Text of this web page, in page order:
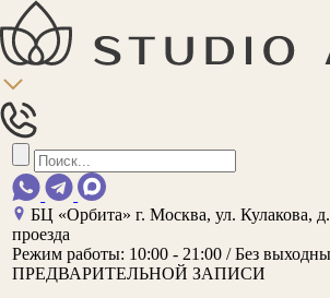
БЦ «Орбита»г. Москва, ул. Кулакова,
проезда
Режим работы: 10:00 - 21:00 / Без
ПРЕДВАРИТЕЛЬНОЙ ЗАПИСИ